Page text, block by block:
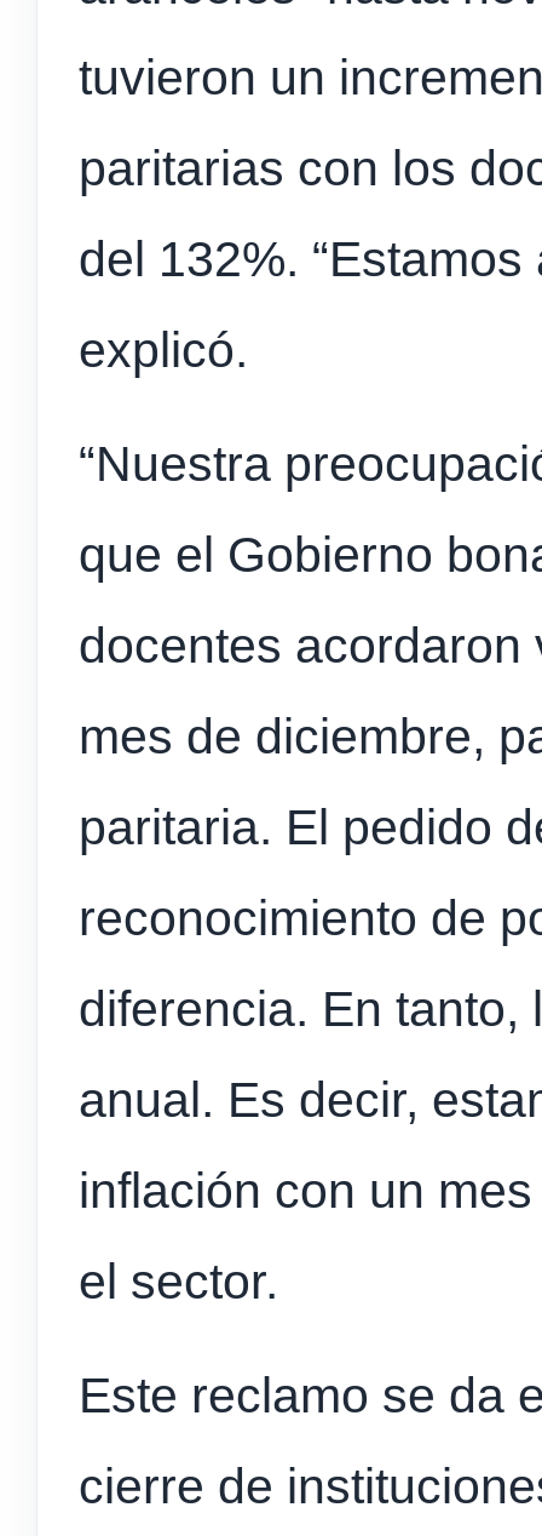
tuvieron un
paritarias con los
del 132%.
explicó.
“Nuestra
que el Gobierno
docentes acordaron
mes de diciembre,
paritaria. El pedido
reconocimiento de
diferencia. En tanto,
anual. Es decir,
inflación con un
el sector.
Este reclamo se da
cierre de